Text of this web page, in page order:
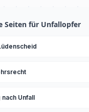
Seiten für Unfallopfer
Unfall